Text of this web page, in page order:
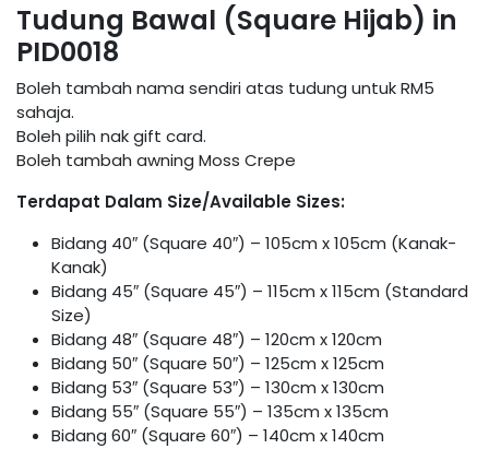
Tudung Bawal (Square Hijab) in
PID0018
Boleh tambah nama sendiri atas tudung untuk RM5
sahaja.
Boleh pilih nak gift card.
Boleh tambah awning Moss Crepe
Terdapat Dalam Size/Available Sizes:
Bidang 40″ (Square 40″) – 105cm x 105cm (Kanak-
Kanak)
Bidang 45″ (Square 45″) – 115cm x 115cm (Standard
Size)
Bidang 48″ (Square 48″) – 120cm x 120cm
Bidang 50″ (Square 50″) – 125cm x 125cm
Bidang 53″ (Square 53″) – 130cm x 130cm
Bidang 55″ (Square 55″) – 135cm x 135cm
Bidang 60″ (Square 60″) – 140cm x 140cm